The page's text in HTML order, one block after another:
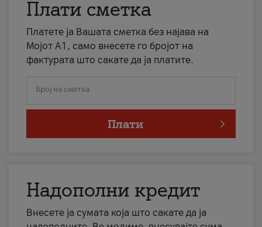
Плати сметка
Платете ја Вашата сметка без најава на
Мојот А1, само внесете го бројот на
фактурата што сакате да ја платите.
Број на сметка
Плати
Надополни кредит
Внесете ја сумата која што сакате да ја